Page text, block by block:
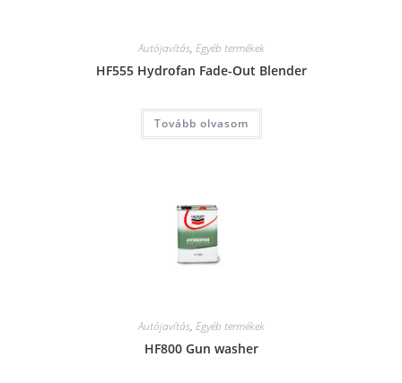
Autójavítás, Egyéb termékek
HF555 Hydrofan Fade-Out Blender
Tovább olvasom
Autójavítás, Egyéb termékek
HF800 Gun washer